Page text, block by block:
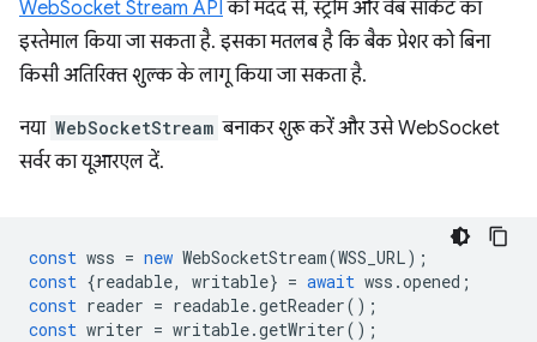
WebSocket Stream API की मदद से, स्ट्रीम और वेब सॉकेट का
इस्तेमाल किया जा सकता है. इसका मतलब है कि बैक प्रेशर को बिना
किसी अतिरिक्त शुल्क के लागू किया जा सकता है.
नया WebSocketStream बनाकर शुरू करें और उसे WebSocket
सर्वर का यूआरएल दें.
const wss = new WebSocketStream(WSS_URL);
const {readable, writable} = await wss .opened ;
const reader = readable.getReader();
const writer = writable.getWriter();